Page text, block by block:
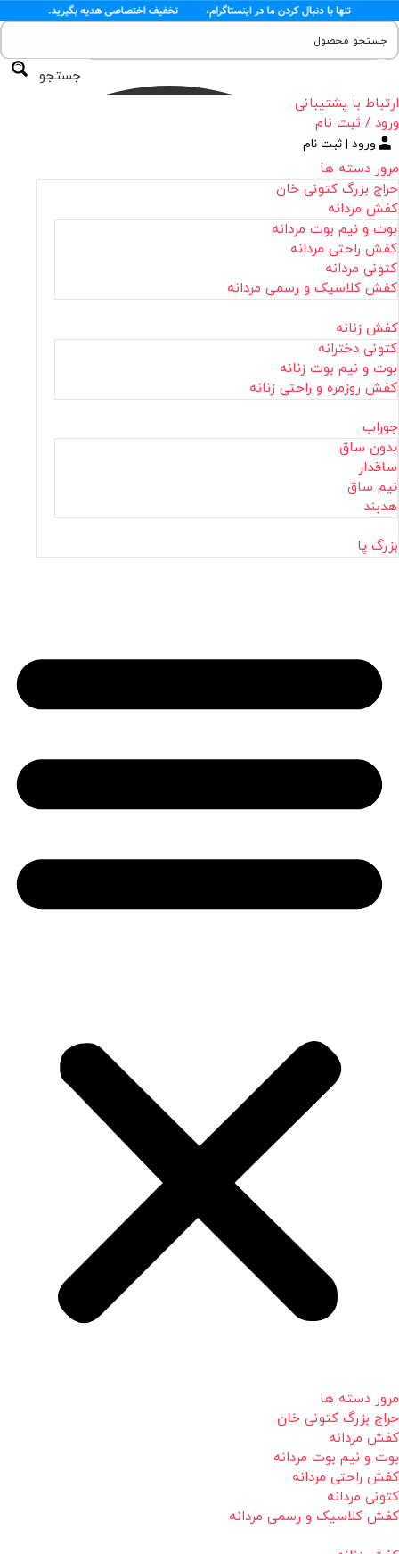
جستجو
ارتباط با پشتیبانی
ورود / ثبت نام
ورود | ثبت نام
مرور دسته ها
حراج بزرگ کتونی خان
کفش مردانه
بوت و نیم بوت مردانه
کفش راحتی مردانه
کتونی مردانه
کفش کلاسیک و رسمی مردانه
کفش زنانه
کتونی دخترانه
بوت و نیم بوت زنانه
کفش روزمره و راحتی زنانه
جوراب
بدون ساق
ساقدار
نیم ساق
هدبند
بزرگ پا
مرور دسته ها
حراج بزرگ کتونی خان
کفش مردانه
بوت و نیم بوت مردانه
کفش راحتی مردانه
کتونی مردانه
کفش کلاسیک و رسمی مردانه